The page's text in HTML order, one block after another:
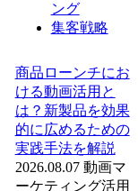
ング
集客戦略
商品ローンチにお
ける動画活用と
は？新製品を効果
的に広めるための
実践手法を解説
2026.08.07 動画マ
ーケティング活用